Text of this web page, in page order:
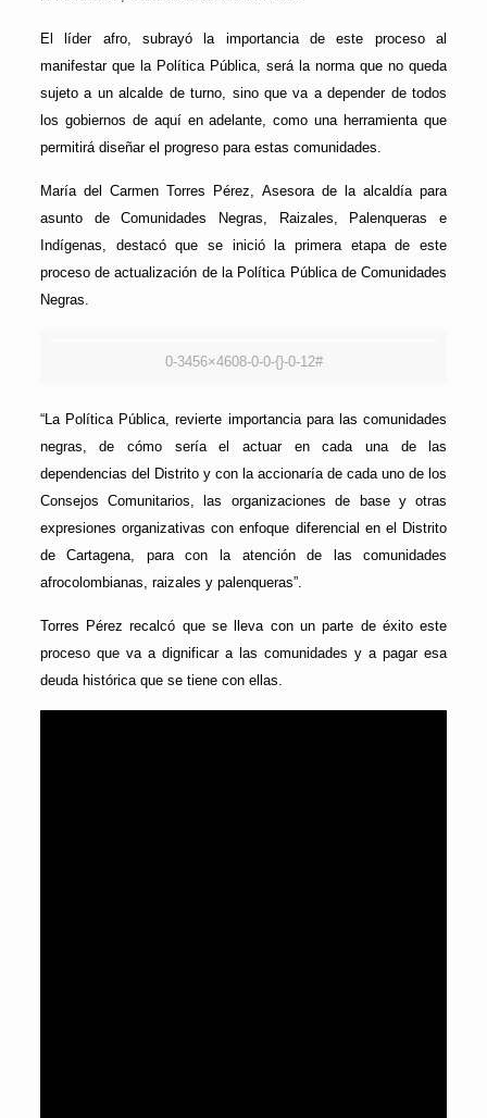
El líder afro, subrayó la importancia de este proceso al
manifestar que la Política Pública, será la norma que no queda
sujeto a un alcalde de turno, sino que va a depender de todos
los gobiernos de aquí en adelante, como una herramienta que
permitirá diseñar el progreso para estas comunidades.
María del Carmen Torres Pérez, Asesora de la alcaldía para
asunto de Comunidades Negras, Raizales, Palenqueras e
Indígenas, destacó que se inició la primera etapa de este
proceso de actualización de la Política Pública de Comunidades
Negras.
0-3456×4608-0-0-{}-0-12#
“La Política Pública, revierte importancia para las comunidades
negras, de cómo sería el actuar en cada una de las
dependencias del Distrito y con la accionaría de cada uno de los
Consejos Comunitarios, las organizaciones de base y otras
expresiones organizativas con enfoque diferencial en el Distrito
de Cartagena, para con la atención de las comunidades
afrocolombianas, raizales y palenqueras”.
Torres Pérez recalcó que se lleva con un parte de éxito este
proceso que va a dignificar a las comunidades y a pagar esa
deuda histórica que se tiene con ellas.